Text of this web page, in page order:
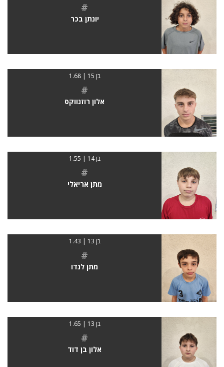
#
יונתן בכר
בן 15 | 1.68
#
אלון רוזנווקס
בן 14 | 1.55
#
מתן אריאלי
בן 13 | 1.43
#
מתן לנדו
בן 13 | 1.65
#
אלון בן דוד